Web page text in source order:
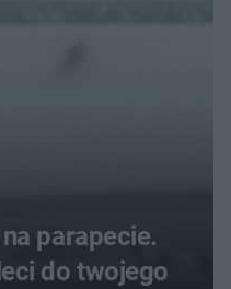
parapecie.
do twojego